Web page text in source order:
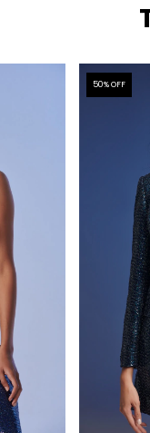
50% OFF